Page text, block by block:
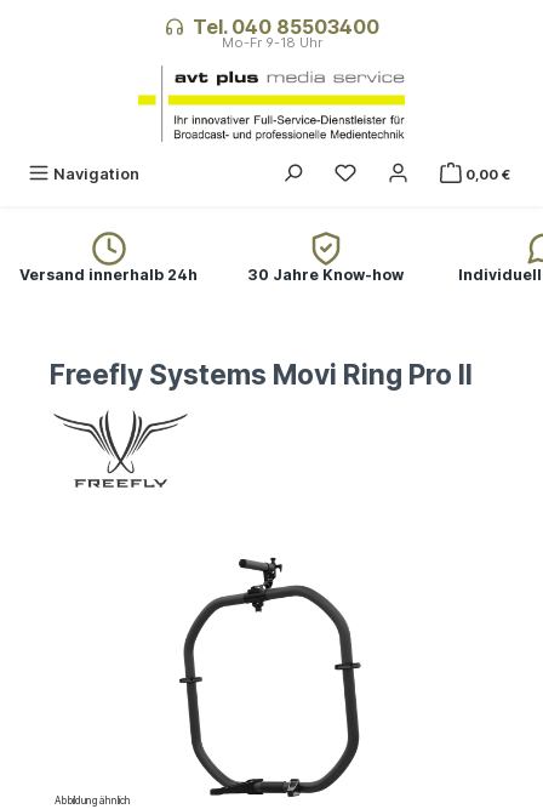
Tel. 040 85503400
Navigation 0,00 €
Versand innerhalb 24h 30 Jahre Know-how
Freefly Systems Movi Ring Pro II
Abbildung ähnlich